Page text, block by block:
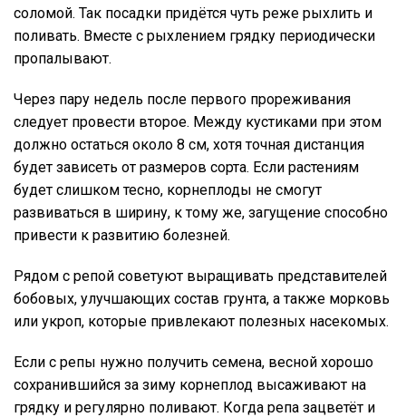
соломой. Так посадки придётся чуть реже рыхлить и
поливать. Вместе с рыхлением грядку периодически
пропалывают.
Через пару недель после первого прореживания
следует провести второе. Между кустиками при этом
должно остаться около 8 см, хотя точная дистанция
будет зависеть от размеров сорта. Если растениям
будет слишком тесно, корнеплоды не смогут
развиваться в ширину, к тому же, загущение способно
привести к развитию болезней.
Рядом с репой советуют выращивать представителей
бобовых, улучшающих состав грунта, а также морковь
или укроп, которые привлекают полезных насекомых.
Если с репы нужно получить семена, весной хорошо
сохранившийся за зиму корнеплод высаживают на
грядку и регулярно поливают. Когда репа зацветёт и